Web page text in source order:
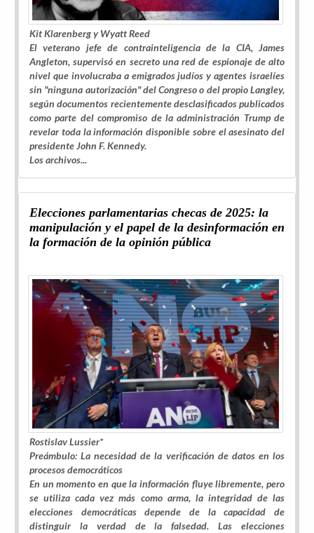
Kit Klarenberg y Wyatt Reed
El veterano jefe de contrainteligencia de la CIA, James
Angleton, supervisó en secreto una red de espionaje de alto
nivel que involucraba a emigrados judíos y agentes israelíes
sin "ninguna autorización" del Congreso o del propio Langley,
según documentos recientemente desclasificados publicados
como parte del compromiso de la administración Trump de
revelar toda la información disponible sobre el asesinato del
presidente John F. Kennedy.
Los archivos...
Elecciones parlamentarias checas de 2025: la
manipulación y el papel de la desinformación en
la formación de la opinión pública
Rostislav Lussier*
Preámbulo: La necesidad de la verificación de datos en los
procesos democráticos
En un momento en que la información fluye libremente, pero
se utiliza cada vez más como arma, la integridad de las
elecciones democráticas depende de la capacidad de
distinguir la verdad de la falsedad. Las elecciones